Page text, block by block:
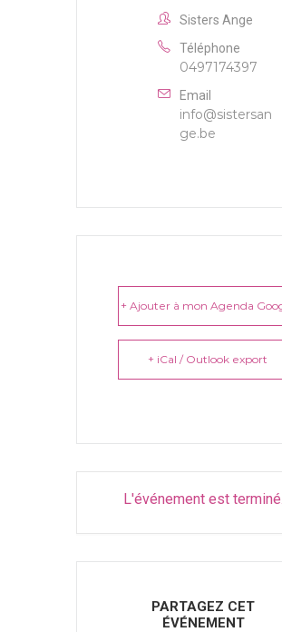
Sisters Ange
Téléphone
0497174397
Email
info@sistersan
ge.be
+ Ajouter à mon Agenda
+ iCal / Outlook export
L'événement est terminé.
PARTAGEZ CET
ÉVÉNEMENT